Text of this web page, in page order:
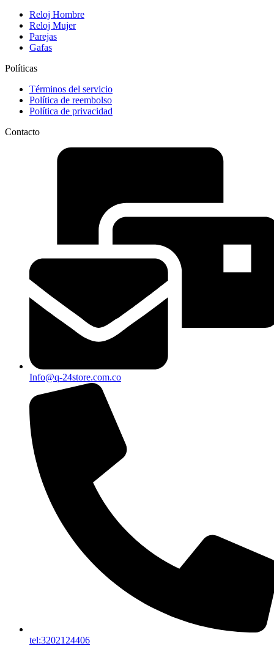
Reloj Hombre
Reloj Mujer
Parejas
Gafas
Políticas
Términos del servicio
Política de reembolso
Política de privacidad
Contacto
Info@q-24store.com.co
tel:3202124406